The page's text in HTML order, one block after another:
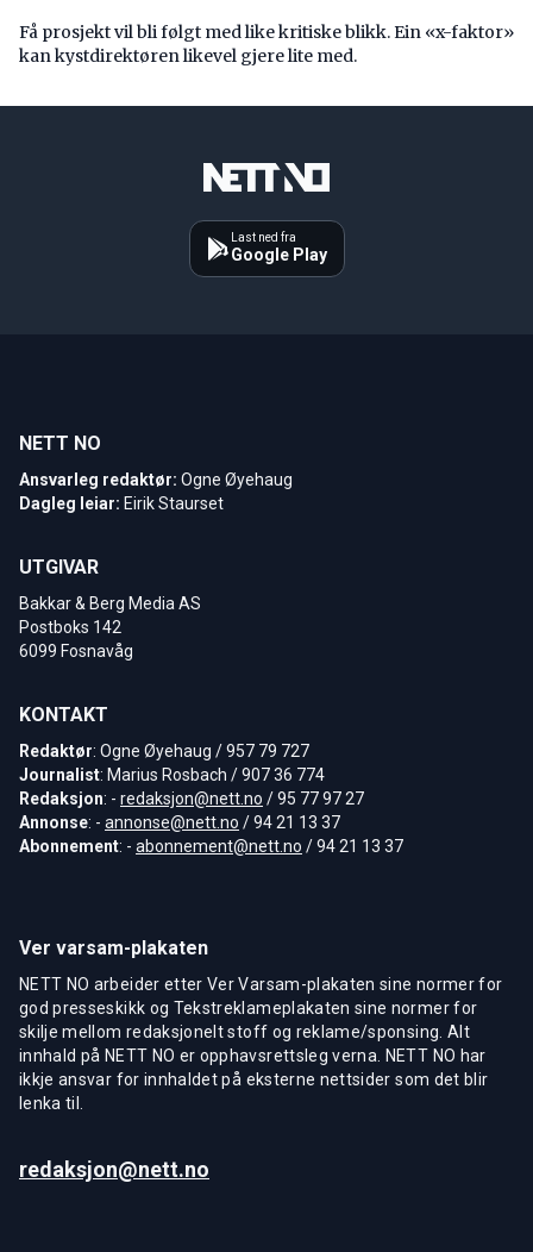
Få prosjekt vil bli følgt med like kritiske blikk. Ein «x-faktor»
kan kystdirektøren likevel gjere lite med.
Last ned fra
Google Play
NETT NO
Ansvarleg redaktør: Ogne Øyehaug
Dagleg leiar: Eirik Staurset
UTGIVAR
Bakkar & Berg Media AS
Postboks 142
6099 Fosnavåg
KONTAKT
Redaktør: Ogne Øyehaug / 957 79 727
Journalist: Marius Rosbach / 907 36 774
Redaksjon: - redaksjon@nett.no / 95 77 97 27
Annonse: - annonse@nett.no / 94 21 13 37
Abonnement: - abonnement@nett.no / 94 21 13 37
Ver varsam-plakaten
NETT NO arbeider etter Ver Varsam-plakaten sine normer for
god presseskikk og Tekstreklameplakaten sine normer for
skilje mellom redaksjonelt stoff og reklame/sponsing. Alt
innhald på NETT NO er opphavsrettsleg verna. NETT NO har
ikkje ansvar for innhaldet på eksterne nettsider som det blir
lenka til.
redaksjon@nett.no